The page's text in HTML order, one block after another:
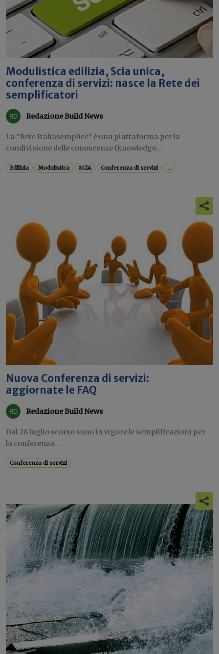
Modulistica edilizia, Scia unica,
conferenza di servizi: nasce la Rete dei
semplificatori
Redazione Build News
La “Rete Italiasemplice” è una piattaforma per la
condivisione delle conoscenze (knowledge...
Edilizia Modulistica SCIA Conferenza di servizi ...
Nuova Conferenza di servizi:
aggiornate le FAQ
Redazione Build News
Dal 28 luglio scorso sono in vigore le semplificazioni per
la conferenza...
Conferenza di servizi